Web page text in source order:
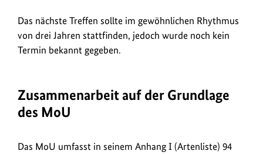
Das nächste Treffen sollte im gewöhnlichen Rhythmus
von drei Jahren stattfinden, jedoch wurde noch kein
Termin bekannt gegeben.
Zusammenarbeit auf der Grundlage
des MoU
Das MoU umfasst in seinem Anhang I (Artenliste) 94